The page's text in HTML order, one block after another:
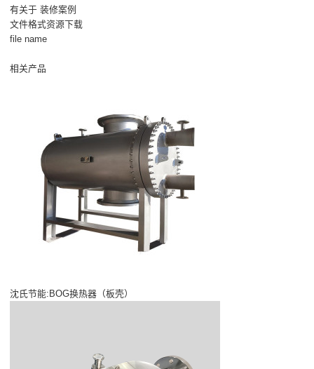
有关于 装修案例
文件格式资源下载
file name
相关产品
沈氏节能:BOG换热器（板壳）